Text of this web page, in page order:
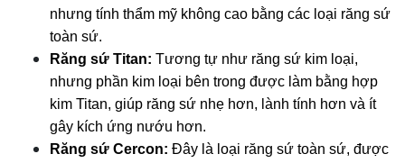
nhưng tính thẩm mỹ không cao bằng các loại răng sứ
toàn sứ.
Răng sứ Titan: Tương tự như răng sứ kim loại,
nhưng phần kim loại bên trong được làm bằng hợp
kim Titan, giúp răng sứ nhẹ hơn, lành tính hơn và ít
gây kích ứng nướu hơn.
Răng sứ Cercon: Đây là loại răng sứ toàn sứ, được